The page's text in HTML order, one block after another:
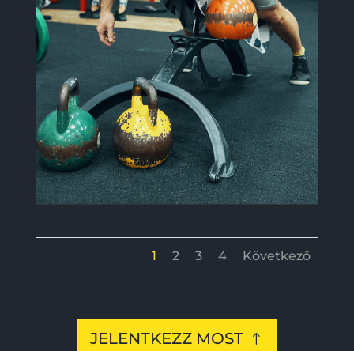
1 2 3 4 Következő
JELENTKEZZ MOST